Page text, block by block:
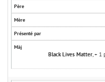
Black Lives Matter , +